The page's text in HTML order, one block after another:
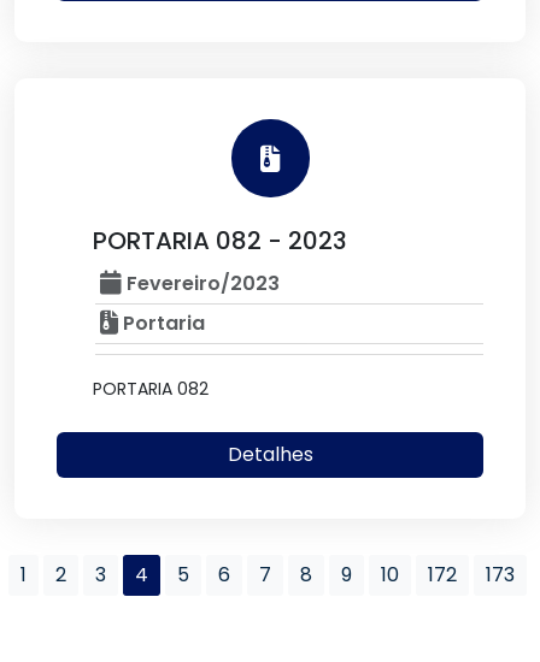
PORTARIA 082 - 2023
Fevereiro/2023
Portaria
PORTARIA 082
Detalhes
1 2 3 4 5 6 7 8 9 10 172 173